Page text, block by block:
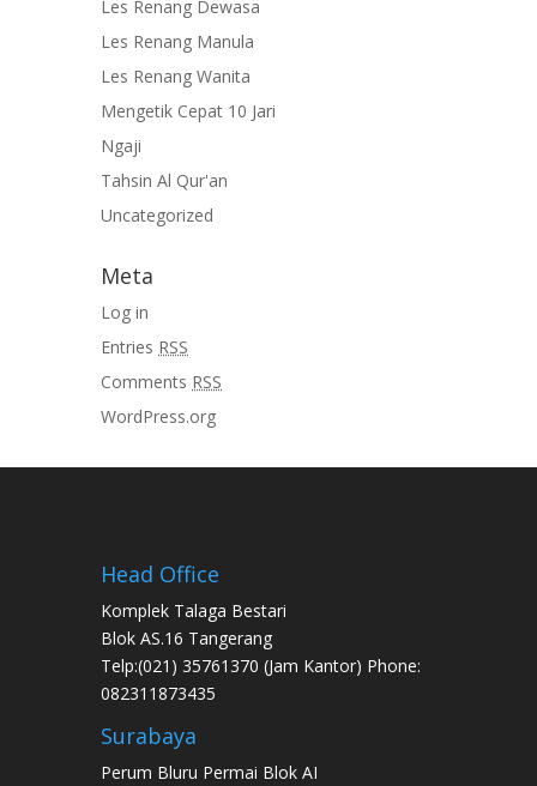
Les Renang Dewasa
Les Renang Manula
Les Renang Wanita
Mengetik Cepat 10 Jari
Ngaji
Tahsin Al Qur'an
Uncategorized
Meta
Log in
Entries RSS
Comments RSS
WordPress.org
Head Office
Komplek Talaga Bestari
Blok AS.16 Tangerang
Telp:(021) 35761370 (Jam Kantor) Phone:
082311873435
Surabaya
Perum Bluru Permai Blok AI